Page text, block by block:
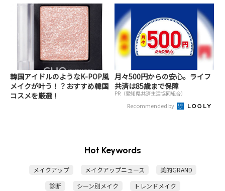
韓国アイドルのようなK-POP風
メイクが叶う！？おすすめ韓国
コスメを厳選！
月々500円からの安心。ライフ
共済は85歳まで保障
PR（愛知県共済生活協同組合）
Recommended by
Hot Keywords
メイクアップ メイクアップニュース
美的GRAND
診断
シーン別メイク
トレンドメイク